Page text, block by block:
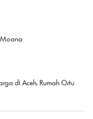
Moana
di Aceh, Rumah Ortu